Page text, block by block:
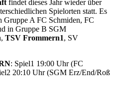
findet dieses Jahr wieder über
Spielorten statt. Es
Gruppe A FC Schmiden, FC
in Gruppe B SGM
TSV Frommern1, SV
: Spiel1 19:00 Uhr (FC
20:10 Uhr (SGM Erz/End/Roß